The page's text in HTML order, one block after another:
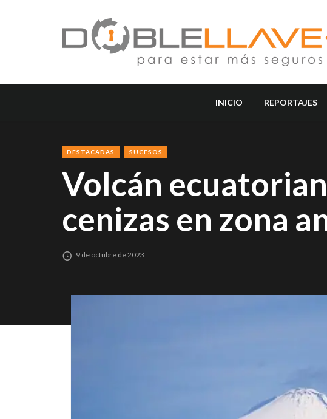
INICIO REPORTAJES
DESTACADAS SUCESOS
Volcán
cenizas en zona
9 de octubre de 2023